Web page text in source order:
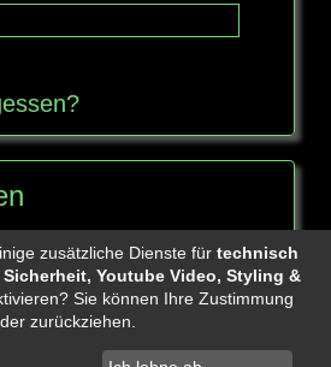
zusätzliche Dienste für technisch
Youtube Video, Styling &
Sie können Ihre Zustimmung
zurückziehen.